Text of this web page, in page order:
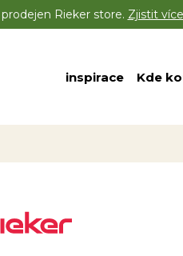
Rieker store. Zjistit více
inspirace Kde